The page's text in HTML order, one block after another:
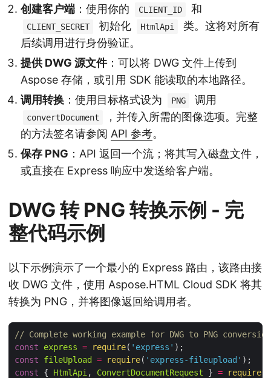
创建客户端 ：使用你的 CLIENT_ID 和
CLIENT_SECRET 初始化 HtmlApi
类。这将对所有
后续调用进行身份验证。
提供 DWG 源文件：可以将 DWG 文件上传到
Aspose 存储，或引用 SDK 能读取的本地路径。
调用转换 ：使用目标格式设为 PNG 调用
convertDocument
，并传入所需的图像选项。完整
的方法签名请参阅 API 参考。
保存 PNG ：API 返回一个流；将其写入磁盘文件，
或直接在 Express 响应中发送给客户端。
DWG 转 PNG 转换示例 - 完
整代码示例
以下示例演示了一个最小的 Express 路由，该路由接
收 DWG 文件，使用 Aspose.HTML Cloud SDK 将其
转换为 PNG，并将图像返回给调用者。
// Complete working example for DWG to PNG conversion
const
express = require( 'express'
const
fileUpload = require( 'express-fileupload'
const { HtmlApi , ConvertDocumentRequest } = require